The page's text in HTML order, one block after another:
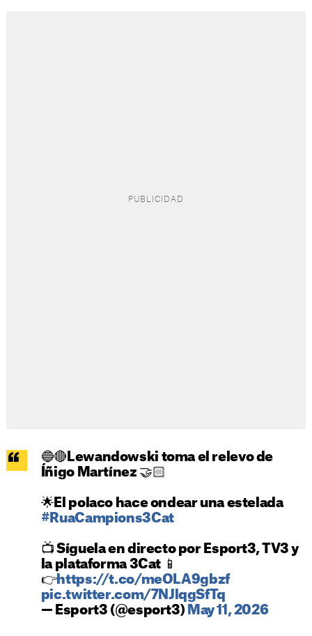
🔵🔴Lewandowski toma el relevo de
Íñigo Martínez 🤝🏻
🌟El polaco hace ondear una estelada
#RuaCampions3Cat
📺 Síguela en directo por Esport3, TV3 y
la plataforma 3Cat 📱
👉https://t.co/meOLA9gbzf
pic.twitter.com/7NJlqgSfTq
— Esport3 (@esport3) May 11, 2026